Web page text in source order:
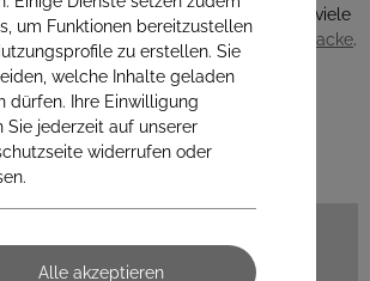
Naturapo Online Shop finden Sie viele
auch Produkte zur Nagelpflege & Nagellacke.
Jetzt gleich hier entdecken:
um Funktionen bereitzustellen
zu erstellen. Sie
welche Inhalte geladen
dürfen. Ihre Einwilligung
Sie jederzeit auf unserer
widerrufen oder